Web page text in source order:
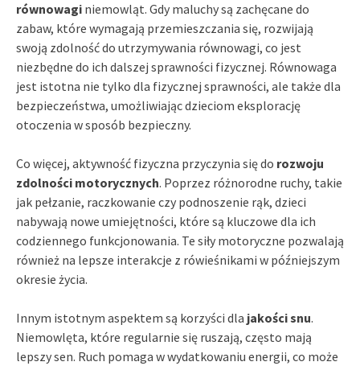
równowagi niemowląt. Gdy maluchy są zachęcane do
zabaw, które wymagają przemieszczania się, rozwijają
swoją zdolność do utrzymywania równowagi, co jest
niezbędne do ich dalszej sprawności fizycznej. Równowaga
jest istotna nie tylko dla fizycznej sprawności, ale także dla
bezpieczeństwa, umożliwiając dzieciom eksplorację
otoczenia w sposób bezpieczny.
Co więcej, aktywność fizyczna przyczynia się do rozwoju
zdolności motorycznych. Poprzez różnorodne ruchy, takie
jak pełzanie, raczkowanie czy podnoszenie rąk, dzieci
nabywają nowe umiejętności, które są kluczowe dla ich
codziennego funkcjonowania. Te siły motoryczne pozwalają
również na lepsze interakcje z rówieśnikami w późniejszym
okresie życia.
Innym istotnym aspektem są korzyści dla jakości snu.
Niemowlęta, które regularnie się ruszają, często mają
lepszy sen. Ruch pomaga w wydatkowaniu energii, co może